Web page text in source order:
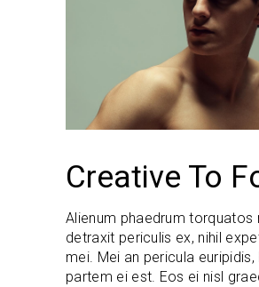
Creative To
Alienum phaedrum torquatos
detraxit periculis ex, nihil
mei. Mei an pericula euripidis,
partem ei est. Eos ei nisl